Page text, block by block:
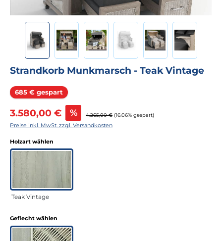
Strandkorb Munkmarsch - Teak Vintage
685 € gespart Rabatt
Verkaufspreis:
3.580,00 € % Regulärer Preis:
4.265,00 € (16.06% gespart)
Preise inkl. MwSt. zzgl. Versandkosten
Holzart wählen
Teak Vintage
Geflecht wählen